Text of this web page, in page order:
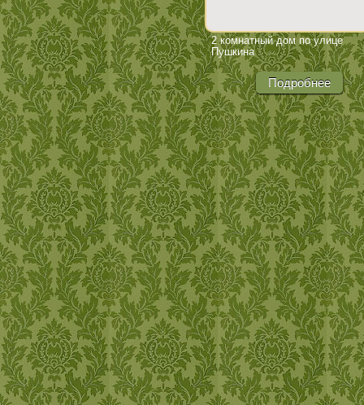
2 комнатный дом по улице
Пушкина
Подробнее